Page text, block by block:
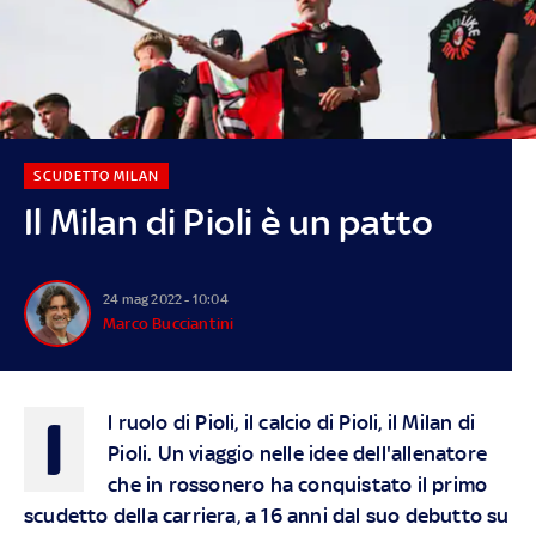
Il Milan di Pioli è un patto
SCUDETTO MILAN
24 mag 2022 - 10:04
Marco Bucciantini
I
l ruolo di Pioli, il calcio di Pioli, il Milan di
Pioli. Un viaggio nelle idee dell'allenatore
che in rossonero ha conquistato il primo
scudetto della carriera, a 16 anni dal suo debutto su